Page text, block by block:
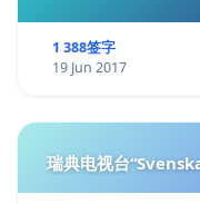
1 388签字
19 Jun 2017
瑞典电视台